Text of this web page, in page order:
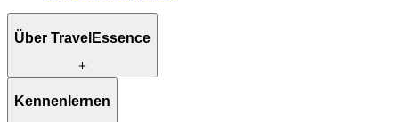
Über TravelEssence
Was wir anbieten
Kennenlernen